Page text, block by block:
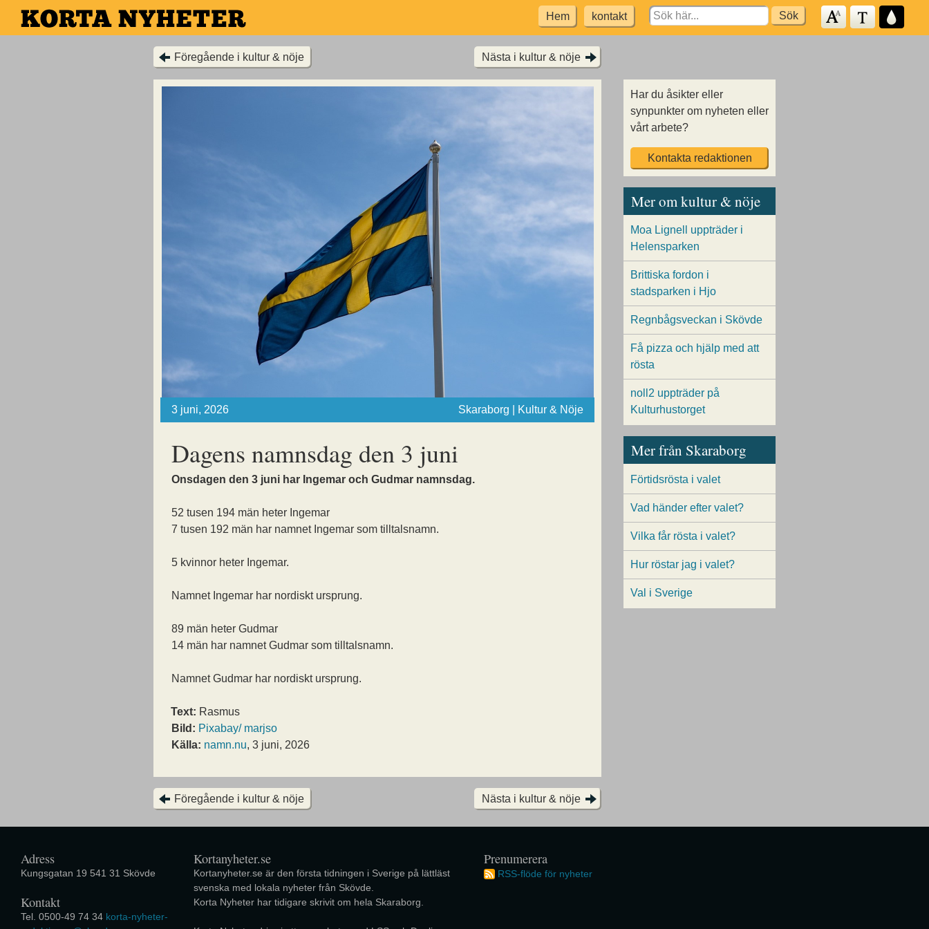
Hoppa
till
Hem kontakt
Search
for:
Föregående i kultur & nöje Nästa i kultur & nöje
3 juni, 2026 Skaraborg | Kultur & Nöje
Dagens namnsdag den 3 juni
Onsdagen den 3 juni har Ingemar och Gudmar namnsdag.
52 tusen 194 män heter Ingemar
7 tusen 192 män har namnet Ingemar som tilltalsnamn.
5 kvinnor heter Ingemar.
Namnet Ingemar har nordiskt ursprung.
89 män heter Gudmar
14 män har namnet Gudmar som tilltalsnamn.
Namnet Gudmar har nordiskt ursprung.
Text: Rasmus
Bild: Pixabay/ marjso
Källa: namn.nu, 3 juni, 2026
Föregående i kultur & nöje Nästa i kultur & nöje
Har du åsikter eller
synpunkter om nyheten eller
vårt arbete?
Kontakta redaktionen
Mer om kultur & nöje
Moa Lignell uppträder i
Helensparken
Brittiska fordon i
stadsparken i Hjo
Regnbågsveckan i Skövde
Få pizza och hjälp med att
rösta
noll2 uppträder på
Kulturhustorget
Mer från Skaraborg
Förtidsrösta i valet
Vad händer efter valet?
Vilka får rösta i valet?
Hur röstar jag i valet?
Val i Sverige
Adress
Kungsgatan 19 541 31 Skövde
Kontakt
Tel. 0500-49 74 34 korta-nyheter-
Kortanyheter.se
Kortanyheter.se är den första tidningen i Sverige på lättläst
svenska med lokala nyheter från Skövde.
Korta Nyheter har tidigare skrivit om hela Skaraborg.
Prenumerera
RSS-flöde för nyheter